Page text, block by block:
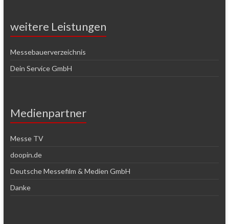
weitere Leistungen
Messebauerverzeichnis
Dein Service GmbH
Medienpartner
Messe TV
doopin.de
Deutsche Messefilm & Medien GmbH
Danke